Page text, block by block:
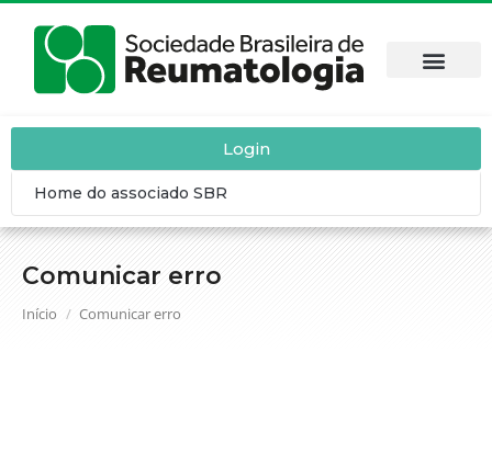
Comunicar erro
Você está aqui:
Início Comunicar erro
Login
Home do associado SBR